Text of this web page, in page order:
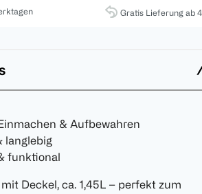
Gratis Lieferung ab
& Aufbewahren
langlebig
funktional
Deckel, ca. 1,45L – perfekt zum